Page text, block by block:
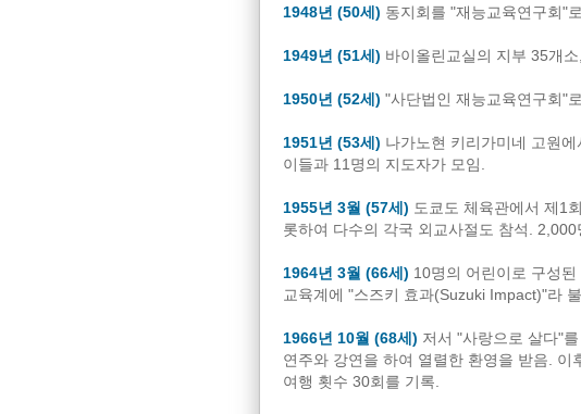
1948년 (50세) 동지회를 "재능교육연구회"
1949년 (51세) 바이올린교실의 지부 35개
1950년 (52세) "사단법인 재능교육연구회"
1951년 (53세) 나가노현 키리가미네 고원
이들과 11명의 지도자가 모임.
1955년 3월 (57세) 도쿄도 체육관에서 제1
롯하여 다수의 각국 외교사절도 참석.
1964년 3월 (66세) 10명의 어린이로 구성
교육계에 "스즈키 효과(Suzuki Impact)"라
1966년 10월 (68세) 저서 "사랑으로 살다"
연주와 강연을 하여 열렬한 환영을 받음.
여행 횟수 30회를 기록.